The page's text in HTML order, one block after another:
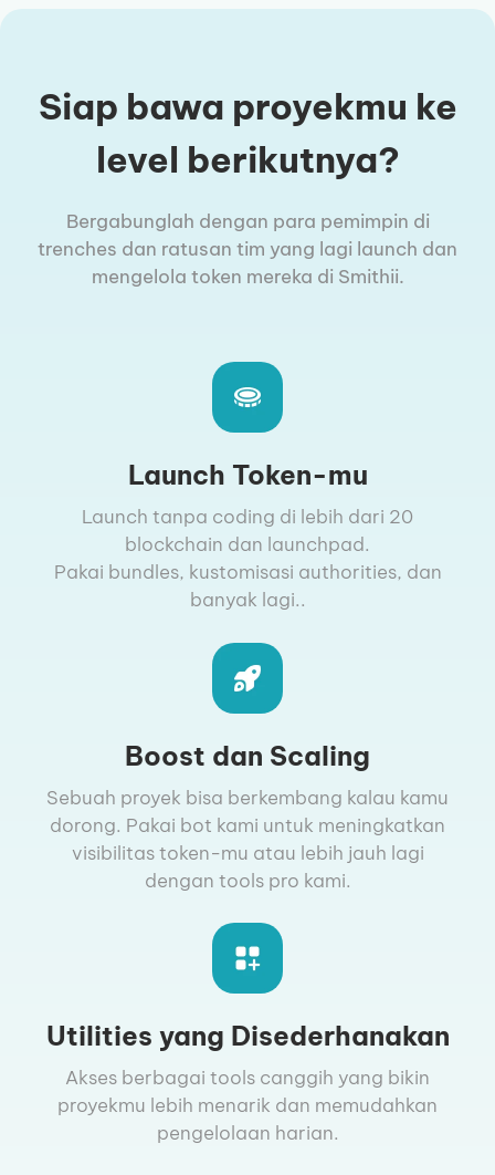
Siap bawa proyekmu ke
level berikutnya?
Bergabunglah dengan para pemimpin di
trenches dan ratusan tim yang lagi launch dan
mengelola token mereka di Smithii.
Launch Token-mu
Launch tanpa coding di lebih dari 20
blockchain dan launchpad.
Pakai bundles, kustomisasi authorities, dan
banyak lagi..
Boost dan Scaling
Sebuah proyek bisa berkembang kalau kamu
dorong. Pakai bot kami untuk meningkatkan
visibilitas token-mu atau lebih jauh lagi
dengan tools pro kami.
Utilities yang Disederhanakan
Akses berbagai tools canggih yang bikin
proyekmu lebih menarik dan memudahkan
pengelolaan harian.